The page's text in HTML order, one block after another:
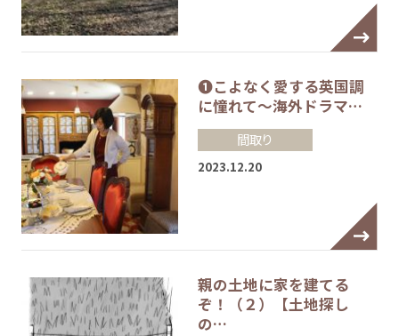
❶こよなく愛する英国調
に憧れて～海外ドラマ…
間取り
2023.12.20
親の土地に家を建てる
ぞ！（２）【土地探し
の…